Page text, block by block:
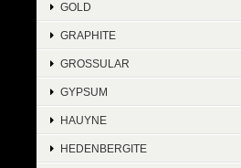
GOLD
GRAPHITE
GROSSULAR
GYPSUM
HAUYNE
HEDENBERGITE